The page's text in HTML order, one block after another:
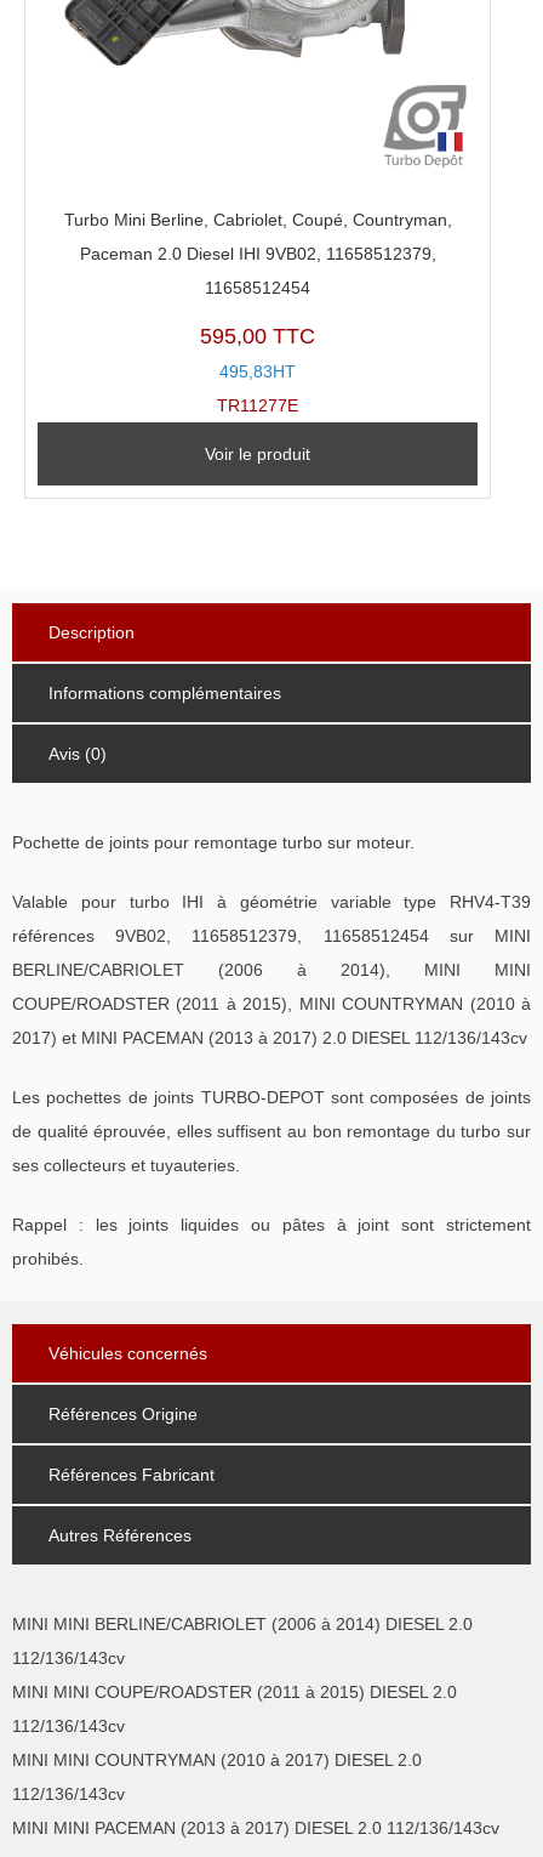
Turbo Mini Berline, Cabriolet, Coupé, Countryman,
Paceman 2.0 Diesel IHI 9VB02, 11658512379,
11658512454
595,00 TTC
495,83HT
TR11277E
Voir le produit
Description
Informations complémentaires
Avis (0)
Pochette de joints pour remontage turbo sur moteur.
Valable pour turbo IHI à géométrie variable type RHV4-T39
références 9VB02, 11658512379, 11658512454 sur MINI
BERLINE/CABRIOLET (2006 à 2014), MINI MINI
COUPE/ROADSTER (2011 à 2015), MINI COUNTRYMAN (2010 à
2017) et MINI PACEMAN (2013 à 2017) 2.0 DIESEL 112/136/143cv
Les pochettes de joints TURBO-DEPOT sont composées de joints
de qualité éprouvée, elles suffisent au bon remontage du turbo sur
ses collecteurs et tuyauteries.
Rappel : les joints liquides ou pâtes à joint sont strictement
prohibés.
Véhicules concernés
Références Origine
Références Fabricant
Autres Références
MINI MINI BERLINE/CABRIOLET (2006 à 2014) DIESEL 2.0
112/136/143cv
MINI MINI COUPE/ROADSTER (2011 à 2015) DIESEL 2.0
112/136/143cv
MINI MINI COUNTRYMAN (2010 à 2017) DIESEL 2.0
112/136/143cv
MINI MINI PACEMAN (2013 à 2017) DIESEL 2.0 112/136/143cv